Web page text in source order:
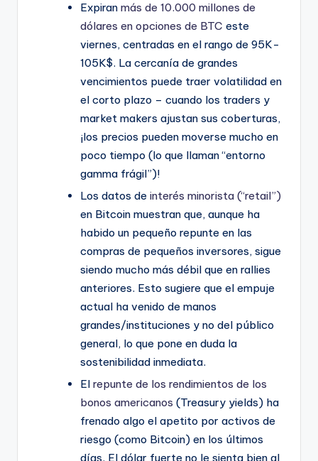
Expiran más de 10.000 millones de
dólares en opciones de BTC este
viernes, centradas en el rango de 95K-
105K$. La cercanía de grandes
vencimientos puede traer volatilidad en
el corto plazo – cuando los traders y
market makers ajustan sus coberturas,
¡los precios pueden moverse mucho en
poco tiempo (lo que llaman “entorno
gamma frágil”)!
Los datos de interés minorista (“retail”)
en Bitcoin muestran que, aunque ha
habido un pequeño repunte en las
compras de pequeños inversores, sigue
siendo mucho más débil que en rallies
anteriores. Esto sugiere que el empuje
actual ha venido de manos
grandes/instituciones y no del público
general, lo que pone en duda la
sostenibilidad inmediata.
El repunte de los rendimientos de los
bonos americanos (Treasury yields) ha
frenado algo el apetito por activos de
riesgo (como Bitcoin) en los últimos
días. El dólar fuerte no le sienta bien al